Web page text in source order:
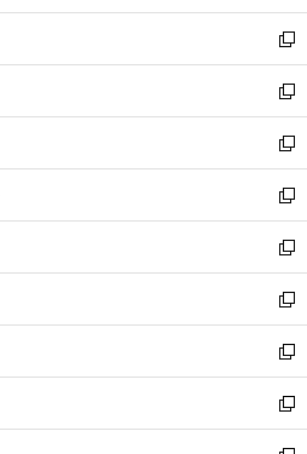
開
く
ウ
で
開
く
ン
ド
ウ
で
開
く
ウ
ィ
ン
ド
ウ
で
開
く
新
し
い
ウ
ィ
ン
ド
ウ
で
開
く
新
し
い
ウ
ィ
ン
ド
ウ
で
開
く
新
し
い
ウ
ィ
ン
ド
ウ
で
開
く
新
し
い
ウ
ィ
ン
ド
ウ
で
開
新
し
い
ウ
ィ
ン
ド
ウ
新
し
い
ウ
ィ
ン
新
し
い
ウ
新
し